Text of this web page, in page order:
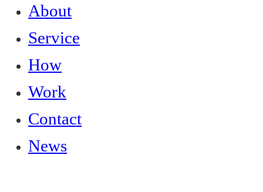
About
Service
How
Work
Contact
News